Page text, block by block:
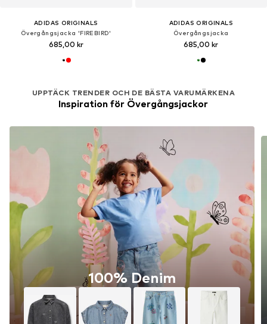
ADIDAS ORIGINALS
Övergångsjacka 'FIREBIRD'
685,00 kr
ADIDAS ORIGINALS
Övergångsjacka
685,00 kr
UPPTÄCK TRENDER OCH DE BÄSTA VARUMÄRKENA
Inspiration för Övergångsjackor
100% Denim